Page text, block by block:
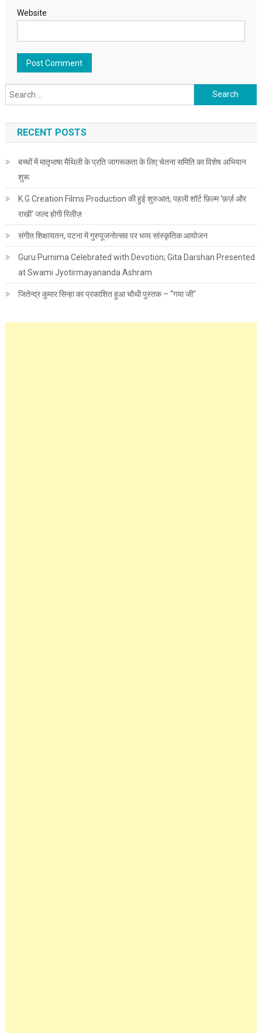
Website
Search for:
RECENT POSTS
बच्चों में मातृभाषा मैथिली के प्रति जागरूकता के लिए चेतना समिति का विशेष अभियान
शुरू
K.G Creation Films Production की हुई शुरुआत, पहली शॉर्ट फ़िल्म ‘फ़र्ज़ और
राखी’ जल्द होगी रिलीज़
संगीत शिक्षायतन, पटना में गुरुपूजनोत्सव पर भव्य सांस्कृतिक आयोजन
Guru Purnima Celebrated with Devotion; Gita Darshan Presented
at Swami Jyotirmayananda Ashram
जितेन्द्र कुमार सिन्हा का प्रकाशित हुआ चौथी पुस्तक – “गया जी”